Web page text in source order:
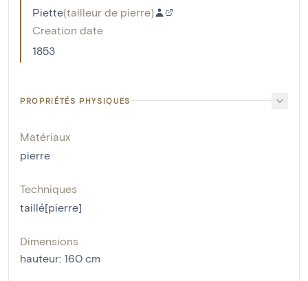
Piette(tailleur de pierre)
Creation date
1853
PROPRIÉTÉS PHYSIQUES
Matériaux
pierre
Techniques
taillé[pierre]
Dimensions
hauteur: 160 cm